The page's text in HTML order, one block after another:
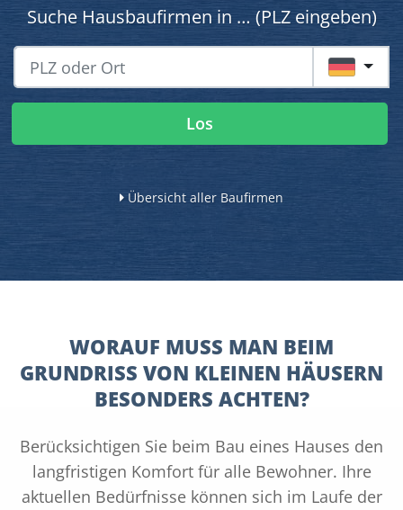
Suche Hausbaufirmen in … (PLZ eingeben)
DE
Los
Übersicht aller Baufirmen
WORAUF MUSS MAN BEIM
GRUNDRISS VON KLEINEN HÄUSERN
BESONDERS ACHTEN?
Berücksichtigen Sie beim Bau eines Hauses den
langfristigen Komfort für alle Bewohner. Ihre
aktuellen Bedürfnisse können sich im Laufe der